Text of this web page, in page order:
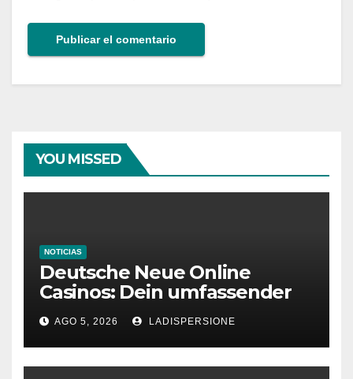
YOU MISSED
NOTICIAS
Deutsche Neue Online
Casinos: Dein umfassender
Ratgeber für moderne
Glücksspielplattformen
AGO 5, 2026 LADISPERSIONE